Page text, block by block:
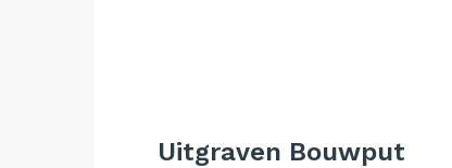
Uitgraven Bouwput